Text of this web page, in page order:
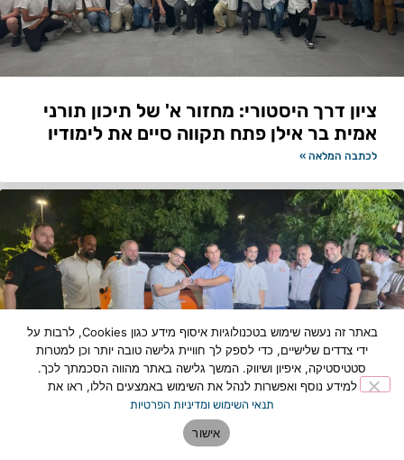
ציון דרך היסטורי: מחזור א' של תיכון תורני
אמית בר אילן פתח תקווה סיים את לימודיו
לכתבה המלאה »
תוספת כוח לצי החירום: רכב מבצעי חדש
הצטרף למערך הצלת החיים בפתח תקווה
באתר זה נעשה שימוש בטכנולוגיות איסוף מידע כגון Cookies, לרבות על
ידי צדדים שלישיים, כדי לספק לך חוויית גלישה טובה יותר וכן למטרות
סטטיסטיקה, איפיון ושיווק. המשך גלישה באתר מהווה הסכמתך לכך.
למידע נוסף ואפשרות לנהל את השימוש באמצעים הללו, ראו את
תנאי השימוש ומדיניות הפרטיות
אישור